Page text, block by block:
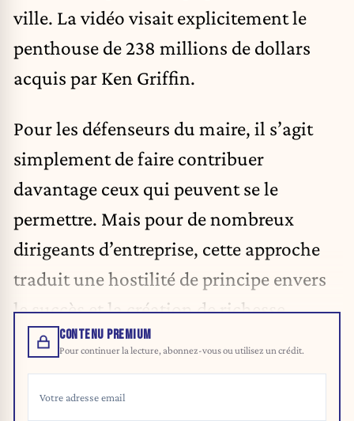
ville. La vidéo visait explicitement le
penthouse de 238 millions de dollars
acquis par Ken Griffin.
Pour les défenseurs du maire, il s’agit
simplement de faire contribuer
davantage ceux qui peuvent se le
permettre. Mais pour de nombreux
dirigeants d’entreprise, cette approche
traduit une hostilité de principe envers
le succès et la création de richesse.
CONTENU PREMIUM
Pour continuer la lecture, abonnez-vous ou utilisez un crédit.